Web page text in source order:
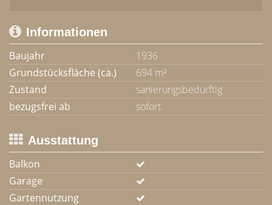
Informationen
Baujahr
1936
Grundstücksfläche (ca.)
694 m²
Zustand
sanierungsbedürftig
bezugsfrei ab
sofort
Ausstattung
Balkon
Garage
Gartennutzung